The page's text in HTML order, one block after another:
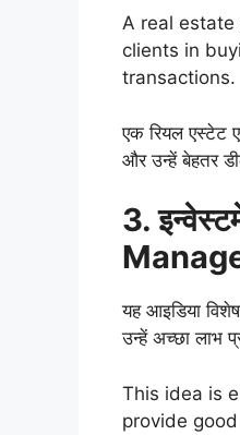
A real estate
clients in
transactions.
एक रियल एस्टेट
और उन्हें बेहतर
3.
यह आइडिया
उन्हें अच्छा लाभ
This idea is
provide